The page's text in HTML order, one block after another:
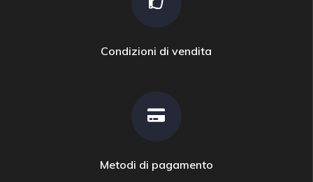
Condizioni di vendita
Metodi di pagamento